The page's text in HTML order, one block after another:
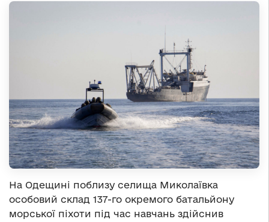
На Одещині поблизу селища Миколаївка
особовий склад 137-го окремого батальйону
морської піхоти під час навчань здійснив